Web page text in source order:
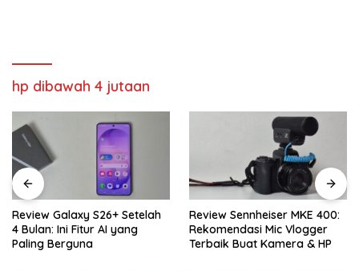
hp dibawah 4 jutaan
Review Galaxy S26+ Setelah
4 Bulan: Ini Fitur AI yang
Paling Berguna
Review Sennheiser MKE 400:
Rekomendasi Mic Vlogger
Terbaik Buat Kamera & HP